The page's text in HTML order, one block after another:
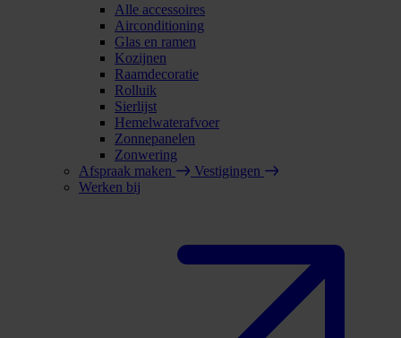
Alle accessoires
Airconditioning
Glas en ramen
Kozijnen
Raamdecoratie
Rolluik
Sierlijst
Hemelwaterafvoer
Zonnepanelen
Zonwering
Afspraak maken
Vestigingen
Werken bij